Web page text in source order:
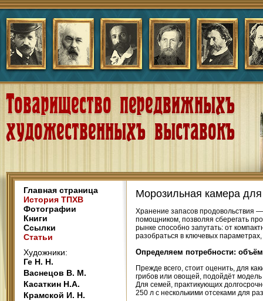
Главная страница
История ТПХВ
Фотографии
Книги
Ссылки
Статьи
Художники:
Ге Н. Н.
Васнецов В. М.
Касаткин Н.А.
Крамской И. Н.
Морозильная камера
Хранение запасов продовольствия
помощником, позволяя сберегать
рынке способно запутать: от
разобраться в ключевых
Определяем потребности:
Прежде всего, стоит оценить, для
грибов или овощей, подойдёт
Для семей, практикующих
250 л с несколькими отсеками для